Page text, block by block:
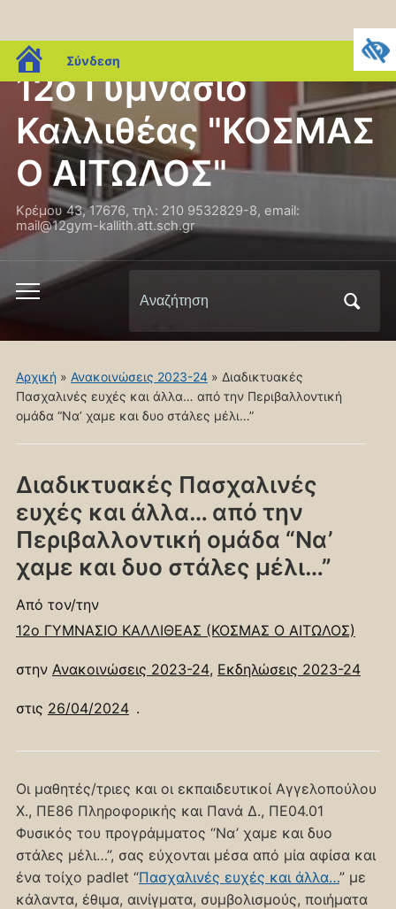
blogs.sch.gr
Σύνδεση
12ο Γυμνάσιο
Καλλιθέας "ΚΟΣΜΑΣ
Ο ΑΙΤΩΛΟΣ"
Κρέμου 43, 17676, τηλ: 210 9532829-8, email:
mail@12gym-kallith.att.sch.gr
Εναλλαγή
μενού
για
κινητά
για:
Αρχική » Ανακοινώσεις 2023-24» Διαδικτυακές
Πασχαλινές ευχές και άλλα… από την Περιβαλλοντική
ομάδα “Να’ χαμε και δυο στάλες μέλι…”
Διαδικτυακές Πασχαλινές
ευχές και άλλα… από την
Περιβαλλοντική ομάδα “Να’
χαμε και δυο στάλες μέλι…”
Από τον/την
12ο ΓΥΜΝΑΣΙΟ ΚΑΛΛΙΘΕΑΣ (ΚΟΣΜΑΣ Ο ΑΙΤΩΛΟΣ)
στην Ανακοινώσεις 2023-24, Εκδηλώσεις 2023-24
στις 26/04/2024 .
Οι μαθητές/τριες και οι εκπαιδευτικοί Αγγελοπούλου
Χ., ΠΕ86 Πληροφορικής και Πανά Δ., ΠΕ04.01
Φυσικός του προγράμματος “Να’ χαμε και δυο
στάλες μέλι…”, σας εύχονται μέσα από μία αφίσα και
ένα τοίχο padlet “Πασχαλινές ευχές και άλλα…” με
κάλαντα, έθιμα, αινίγματα, συμβολισμούς, ποιήματα